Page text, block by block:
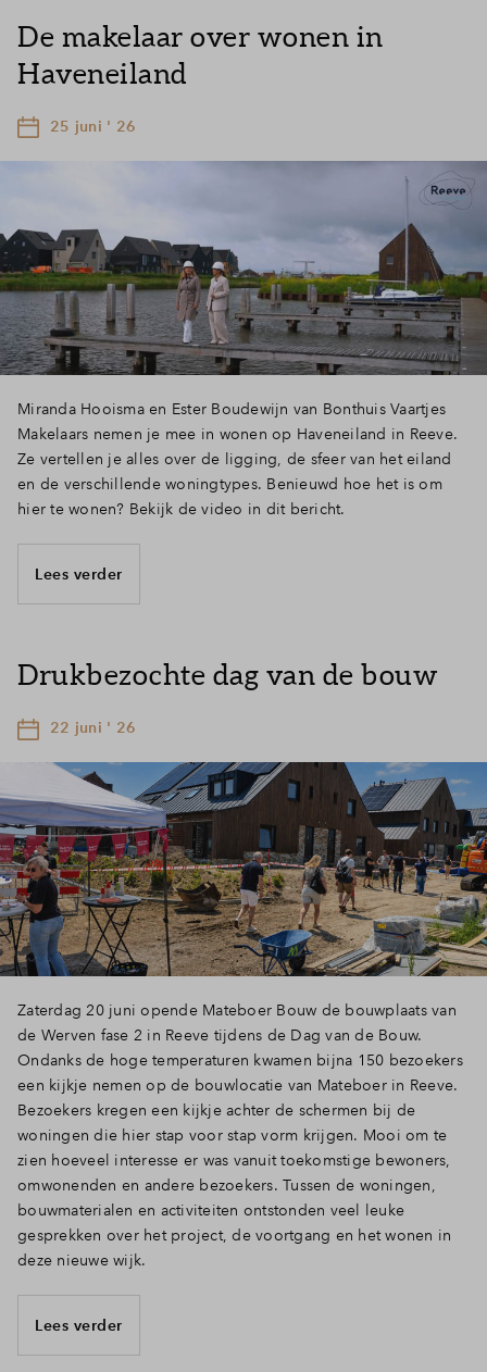
De makelaar over wonen in
Haveneiland
25 juni ' 26
Miranda Hooisma en Ester Boudewijn van Bonthuis Vaartjes
Makelaars nemen je mee in wonen op Haveneiland in Reeve.
Ze vertellen je alles over de ligging, de sfeer van het eiland
en de verschillende woningtypes. Benieuwd hoe het is om
hier te wonen? Bekijk de video in dit bericht.
Lees verder
Drukbezochte dag van de bouw
22 juni ' 26
Zaterdag 20 juni opende Mateboer Bouw de bouwplaats van
de Werven fase 2 in Reeve tijdens de Dag van de Bouw.
Ondanks de hoge temperaturen kwamen bijna 150 bezoekers
een kijkje nemen op de bouwlocatie van Mateboer in Reeve.
Bezoekers kregen een kijkje achter de schermen bij de
woningen die hier stap voor stap vorm krijgen. Mooi om te
zien hoeveel interesse er was vanuit toekomstige bewoners,
omwonenden en andere bezoekers. Tussen de woningen,
bouwmaterialen en activiteiten ontstonden veel leuke
gesprekken over het project, de voortgang en het wonen in
deze nieuwe wijk.
Lees verder